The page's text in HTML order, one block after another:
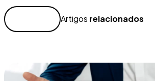
Artigos relacionados